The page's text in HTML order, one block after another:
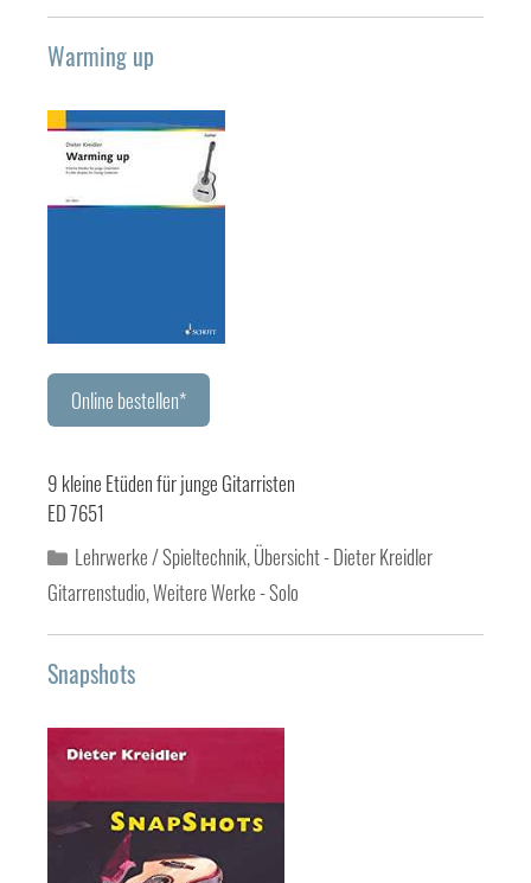
Warming up
Online bestellen*
9 kleine Etüden für junge Gitarristen
ED 7651
Kategorien
Lehrwerke / Spieltechnik,Übersicht - Dieter Kreidler
Gitarrenstudio,Weitere Werke - Solo
Snapshots